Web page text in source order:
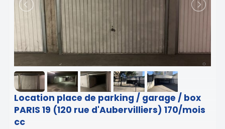
Location place de parking / garage / box
PARIS 19 (120 rue d'Aubervilliers) 170/mois
cc